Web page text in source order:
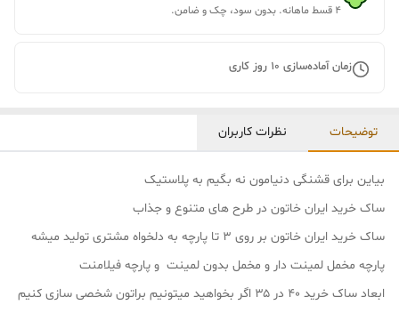
۴ قسط ماهانه. بدون سود، چک و ضامن.
زمان آماده‌سازی 10 روز کاری
توضیحات نظرات کاربران
بیاین برای قشنگی دنیامون نه بگیم به پلاستیک
ساک خرید ایران خاتون در طرح های متنوع و جذاب
ساک خرید ایران خاتون بر روی ۳ تا پارچه به دلخواه مشتری تولید میشه
پارچه مخمل لمینت دار و مخمل بدون لمینت و پارچه فیلامنت
ابعاد ساک خرید ۴۰ در ۳۵ اگر بخواهید میتونیم براتون شخصی سازی کنیم